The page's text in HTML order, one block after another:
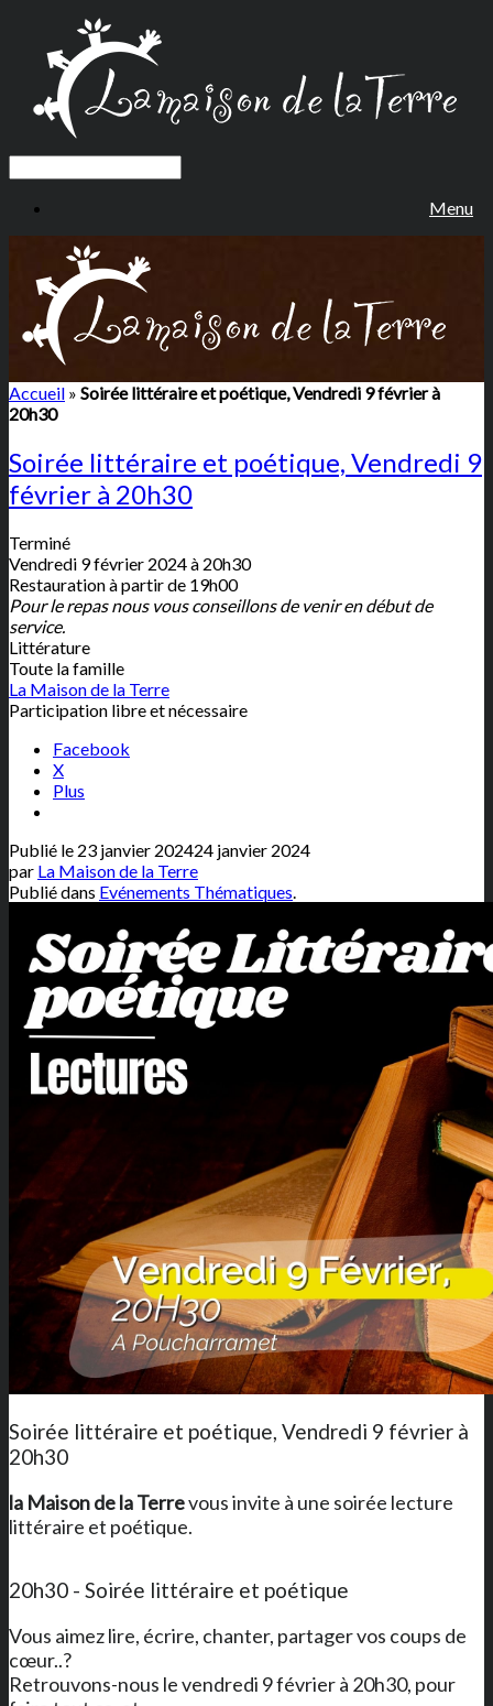
Menu
Accueil » Soirée littéraire et poétique, Vendredi 9 février à
20h30
Soirée littéraire et poétique, Vendredi 9
février à 20h30
Terminé
Vendredi 9 février 2024 à 20h30
Restauration à partir de 19h00
Pour le repas nous vous conseillons de venir en début de
service.
Littérature
Toute la famille
La Maison de la Terre
Participation libre et nécessaire
Facebook
X
Plus
Publié le 23 janvier 202424 janvier 2024
par La Maison de la Terre
Publié dans Evénements Thématiques.
Soirée littéraire et poétique, Vendredi 9 février à
20h30
la Maison de la Terrevous invite à une soirée lecture
littéraire et poétique.
20h30 - Soirée littéraire et poétique
Vous aimez lire, écrire, chanter, partager vos coups de
cœur..?
Retrouvons-nous le vendredi 9 février à 20h30, pour